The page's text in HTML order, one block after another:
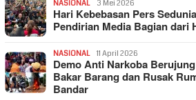
NASIONAL 3 Mei 2026
Hari Kebebasan Pers
Pendirian Media Bagian dari
NASIONAL 11 April 2026
Demo Anti Narkoba
Bakar Barang dan Rusak
Bandar